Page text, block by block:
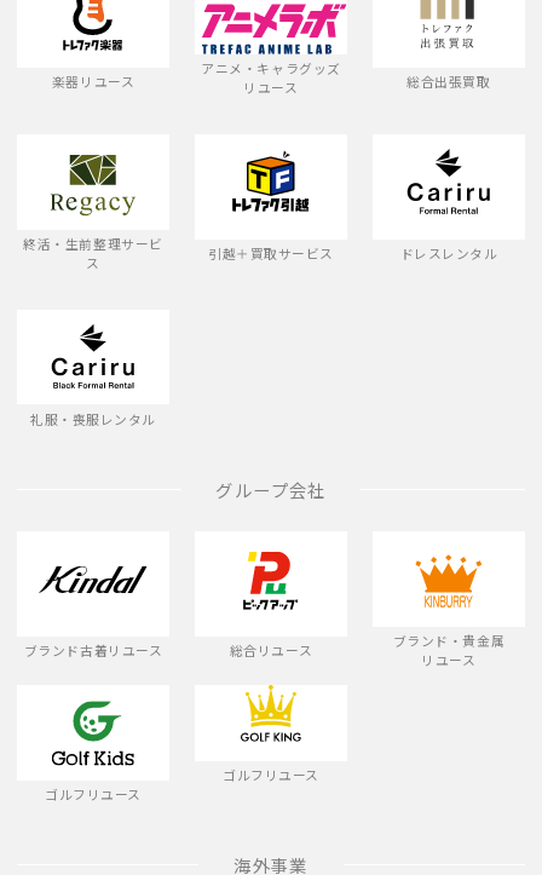
楽器リユース
アニメ・キャラグッズ
リユース
総合出張買取
終活・生前整理サービ
ス
引越＋買取サービス ドレスレンタル
礼服・喪服レンタル
グループ会社
ブランド古着リユース 総合リユース
ブランド・貴金属
リユース
ゴルフリユース
ゴルフリユース
海外事業